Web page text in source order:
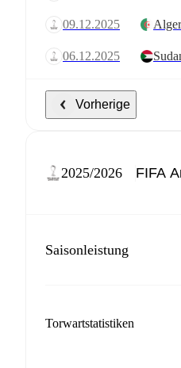
09.12.2025
06.12.2025
Vorherige
2025/2026
Saisonleistung
Torwartstatistiken